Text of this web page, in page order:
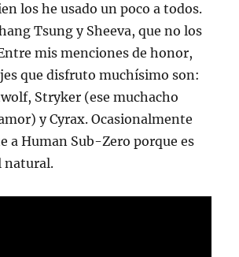
los he usado un poco a todos.
Tsung y Sheeva, que no los
mis menciones de honor,
que disfruto muchísimo son:
Stryker (ese muchacho
y Cyrax. Ocasionalmente
a Human Sub-Zero porque es
natural.